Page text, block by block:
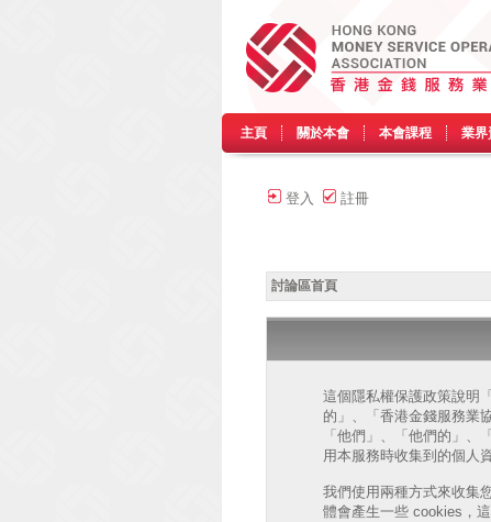
主頁 關於本會 本會課程 業界
登入 註冊
討論區首頁
這個隱私權保護政策說明
的」、「香港金錢服務業
「他們」、「他們的」
用本服務時收集到的個人
我們使用兩種方式來收集
體會產生一些 cookies，